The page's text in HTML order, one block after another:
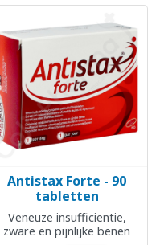
Antistax Forte - 90
tabletten
Veneuze insufficiëntie,
zware en pijnlijke benen